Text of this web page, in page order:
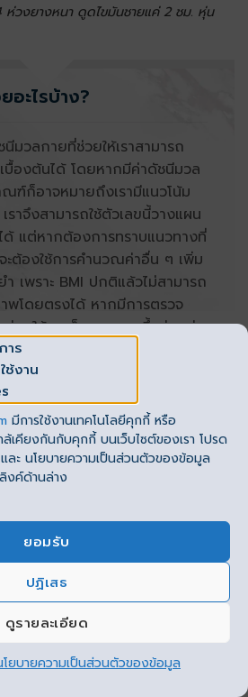
าร
ช้งาน
มีการใช้งานเทคโนโลยีคุกกี้ หรือ
เคียงกันกับคุกกี้ บนเว็บไซต์ของเรา โปรด
ละ นโยบายความเป็นส่วนตัวของข้อมูล
งค์ด้านล่าง
ยอมรับ
ปฏิเสธ
ดูรายละเอียด
ยบายความเป็นส่วนตัวของข้อมูล
วงยางหนา ดูดไขมันชายแค่ 2 ชม. หุ่น
อะไรบ้าง?
ลกายที่ช่วยให้เราสามารถ
บื้องต้นได้ โดยหากมีค่าดัชนีมวล
ฑ์ก็อาจหมายถึงเรามีแนวโน้ม
ราจึงสามารถใช้ตัวเลขนี้วางแผน
แต่หากต้องการทราบแนวทางที่
ะต้องใช้การคำนวณค่าอื่น ๆ เพิ่ม
เพราะ BMI ปกติแล้วไม่สามารถ
พโดยตรงได้ หากมีการตรวจ
ช่วยให้เราเห็นภาพมากขึ้นค่ะ แต่
ลึกจริง ๆ ควรปรึกษาแพทย์ผู้
ฟรี!
LINE: @amaraclinic
เลย:
:
to offer you a better browsing
this website, you agree to our
use of cookies.
ยอมรับ